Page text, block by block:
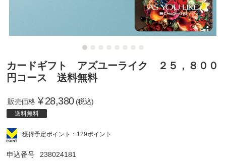
カードギフト アズユーライク ２５，８００
円コース 送料無料
販売価格 ¥28,380 (税込)
送料無料
獲得予定ポイント：129ポイント
申込番号 238024181